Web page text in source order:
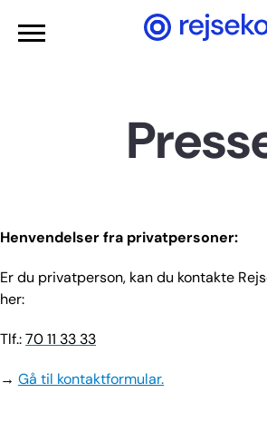
Gå til
Henvendelser fra privatpersoner:
Er du privatperson, kan du kontakte
her:
Tlf.:70 11 33 33
→ Gå til kontaktformular.